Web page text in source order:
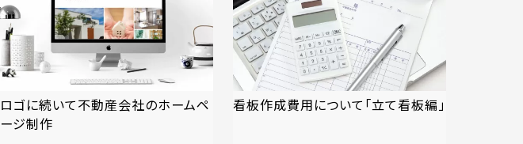
ロゴに続いて不動産会社のホームペ
ージ制作
看板作成費用について「立て看板編」